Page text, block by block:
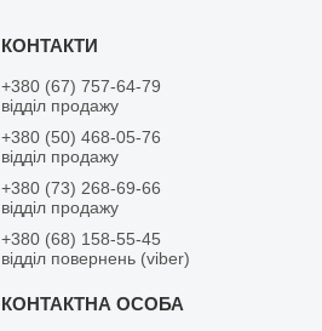
+380 (67) 757-64-79
відділ продажу
+380 (50) 468-05-76
відділ продажу
+380 (73) 268-69-66
відділ продажу
+380 (68) 158-55-45
відділ повернень (viber)